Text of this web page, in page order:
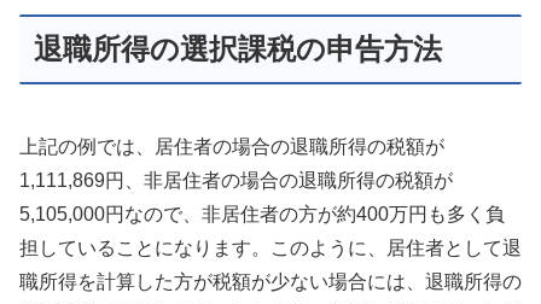
退職所得の選択課税の申告方法
上記の例では、居住者の場合の退職所得の税額が
1,111,869円、非居住者の場合の退職所得の税額が
5,105,000円なので、非居住者の方が約400万円も多く負
担していることになります。このように、居住者として退
職所得を計算した方が税額が少ない場合には、退職所得の